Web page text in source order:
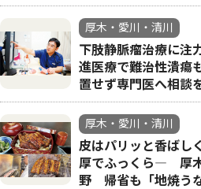
厚木・愛川・清川
下肢静脈瘤治療に
進医療で難治性潰
置せず専門医へ相談
厚木・愛川・清川
皮はパリッと香ばし
厚でふっくら― 厚
野 帰省も「地焼うな